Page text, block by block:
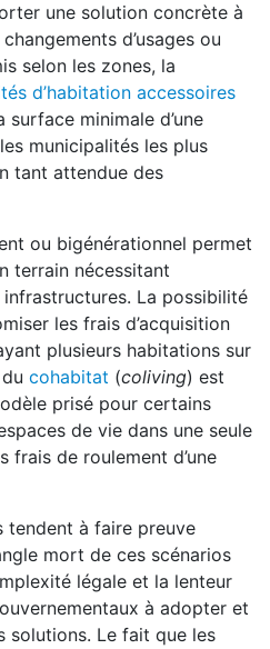
une solution concrète à
d’usages ou
selon les zones, la
d’habitation accessoires
minimale d’une
municipalités les plus
tant attendue des
ou bigénérationnel permet
terrain nécessitant
infrastructures. La possibilité
les frais d’acquisition
plusieurs habitations sur
cohabitat (coliving) est
prisé pour certains
de vie dans une seule
frais de roulement d’une
tendent à faire preuve
mort de ces scénarios
légale et la lenteur
à adopter et
solutions. Le fait que les